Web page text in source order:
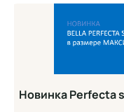
Новинка Perfecta